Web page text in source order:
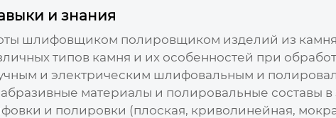
и знания
шлифовщиком полировщиком изделий из камня
типов камня и их особенностей при
и электрическим шлифовальным и
материалы и полировальные составы в
и полировки (плоская, криволинейная,